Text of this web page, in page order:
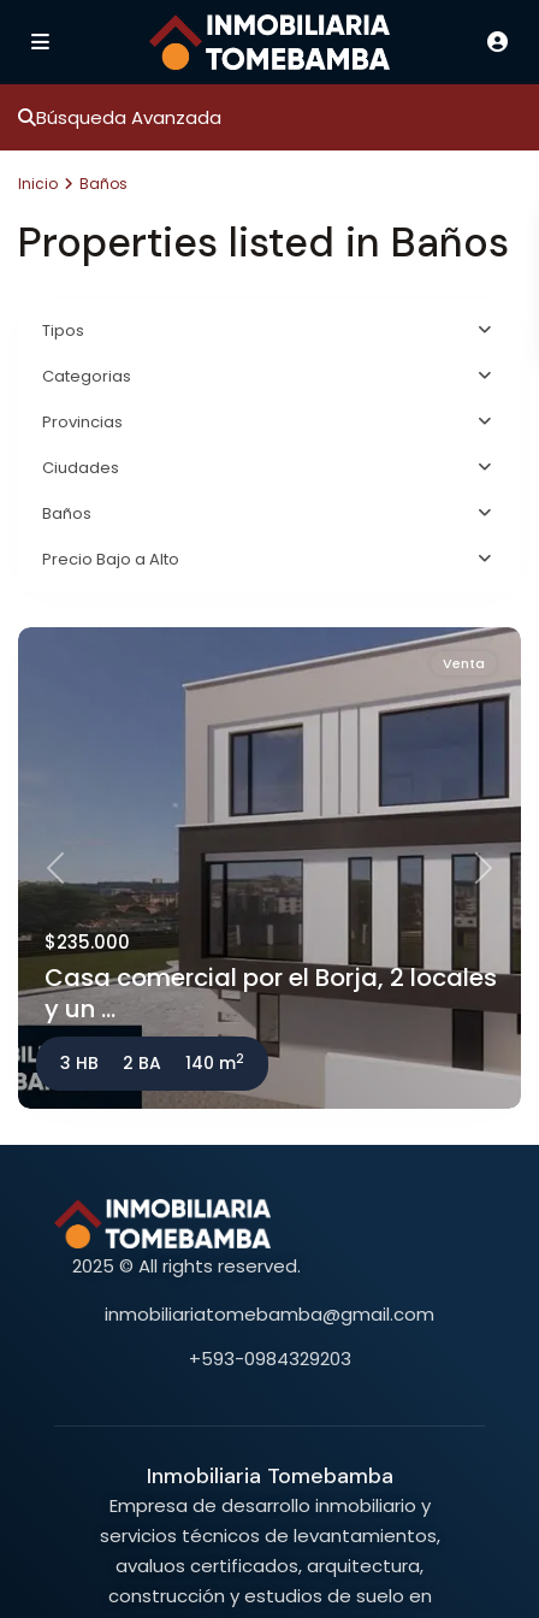
Búsqueda Avanzada
Inicio Baños
Properties listed in Baños
Tipos
Categorias
Provincias
Ciudades
Baños
Precio Bajo a Alto
Venta
Previous Next
$235.000
Casa comercial por el Borja, 2 locales
y un ...
3 HB 2 BA 140 m2
2025 © All rights reserved.
inmobiliariatomebamba@gmail.com
+593-0984329203
Inmobiliaria Tomebamba
Empresa de desarrollo inmobiliario y
servicios técnicos de levantamientos,
avaluos certificados, arquitectura,
construcción y estudios de suelo en